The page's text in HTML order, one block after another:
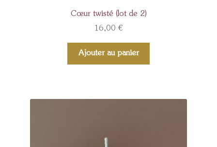
Cœur twisté (lot de 2)
16,00 €
Ajouter au panier